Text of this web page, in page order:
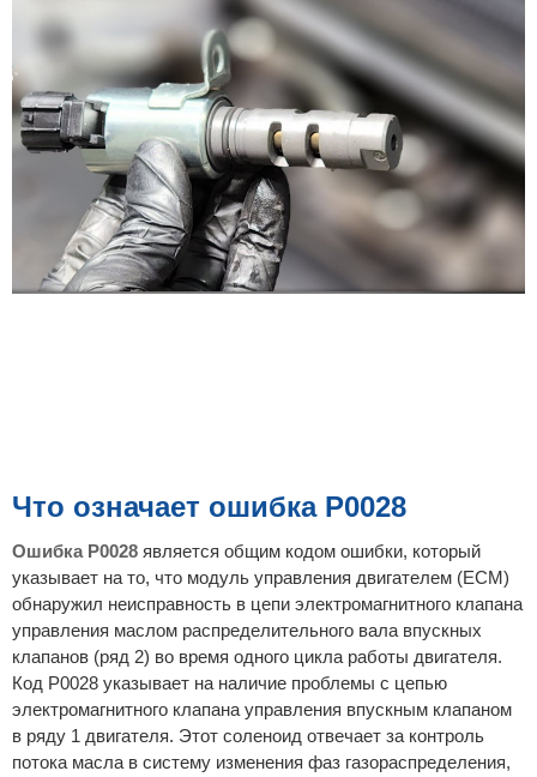
Что означает ошибка P0028
Ошибка P0028 является общим кодом ошибки, который
указывает на то, что модуль управления двигателем (ECM)
обнаружил неисправность в цепи электромагнитного клапана
управления маслом распределительного вала впускных
клапанов (ряд 2) во время одного цикла работы двигателя.
Код P0028 указывает на наличие проблемы с цепью
электромагнитного клапана управления впускным клапаном
в ряду 1 двигателя. Этот соленоид отвечает за контроль
потока масла в систему изменения фаз газораспределения,